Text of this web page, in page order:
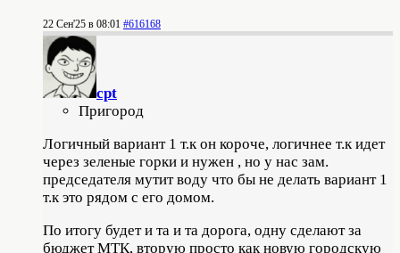
22 Сен'25 в 08:01 #616168
cpt
Пригород
Логичный вариант 1 т.к он короче, логичнее т.к идет
через зеленые горки и нужен , но у нас зам.
председателя мутит воду что бы не делать вариант 1
т.к это рядом с его домом.
По итогу будет и та и та дорога, одну сделают за
бюджет МТК, вторую просто как новую городскую